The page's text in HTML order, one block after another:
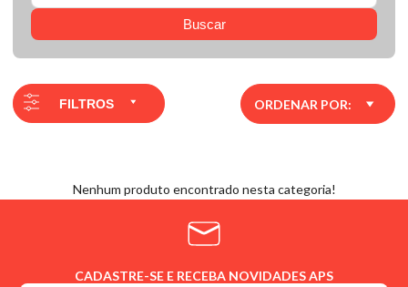
Buscar
FILTROS ORDENAR POR:
Nenhum produto encontrado nesta categoria!
CADASTRE-SE E RECEBA NOVIDADES APS